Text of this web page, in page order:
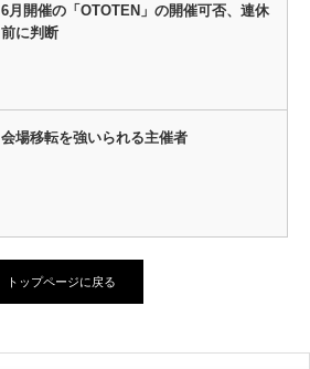
6月開催の「OTOTEN」の開催可否、連休
前に判断
会場移転を強いられる主催者
トップページに戻る